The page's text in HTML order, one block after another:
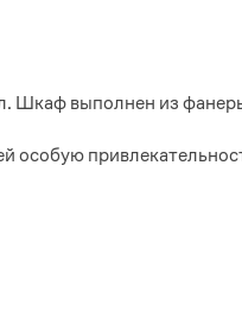
выполнен из
особую